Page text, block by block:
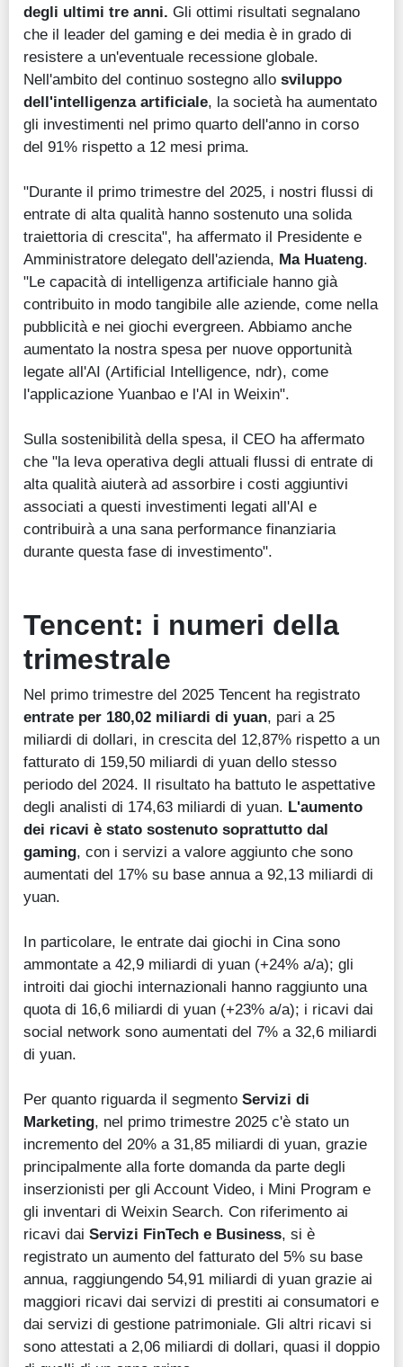
degli ultimi tre anni. Gli ottimi risultati segnalano
che il leader del gaming e dei media è in grado di
resistere a un'eventuale recessione globale.
Nell'ambito del continuo sostegno allo sviluppo
dell'intelligenza artificiale, la società ha aumentato
gli investimenti nel primo quarto dell'anno in corso
del 91% rispetto a 12 mesi prima.
"Durante il primo trimestre del 2025, i nostri flussi di
entrate di alta qualità hanno sostenuto una solida
traiettoria di crescita", ha affermato il Presidente e
Amministratore delegato dell'azienda, Ma Huateng.
"Le capacità di intelligenza artificiale hanno già
contribuito in modo tangibile alle aziende, come nella
pubblicità e nei giochi evergreen. Abbiamo anche
aumentato la nostra spesa per nuove opportunità
legate all'AI (Artificial Intelligence, ndr), come
l'applicazione Yuanbao e l'AI in Weixin".
Sulla sostenibilità della spesa, il CEO ha affermato
che "la leva operativa degli attuali flussi di entrate di
alta qualità aiuterà ad assorbire i costi aggiuntivi
associati a questi investimenti legati all'AI e
contribuirà a una sana performance finanziaria
durante questa fase di investimento".
Tencent: i numeri della
trimestrale
Nel primo trimestre del 2025 Tencent ha registrato
entrate per 180,02 miliardi di yuan, pari a 25
miliardi di dollari, in crescita del 12,87% rispetto a un
fatturato di 159,50 miliardi di yuan dello stesso
periodo del 2024. Il risultato ha battuto le aspettative
degli analisti di 174,63 miliardi di yuan. L'aumento
dei ricavi è stato sostenuto soprattutto dal
gaming, con i servizi a valore aggiunto che sono
aumentati del 17% su base annua a 92,13 miliardi di
yuan.
In particolare, le entrate dai giochi in Cina sono
ammontate a 42,9 miliardi di yuan (+24% a/a); gli
introiti dai giochi internazionali hanno raggiunto una
quota di 16,6 miliardi di yuan (+23% a/a); i ricavi dai
social network sono aumentati del 7% a 32,6 miliardi
di yuan.
Per quanto riguarda il segmento Servizi di
Marketing, nel primo trimestre 2025 c'è stato un
incremento del 20% a 31,85 miliardi di yuan, grazie
principalmente alla forte domanda da parte degli
inserzionisti per gli Account Video, i Mini Program e
gli inventari di Weixin Search. Con riferimento ai
ricavi dai Servizi FinTech e Business, si è
registrato un aumento del fatturato del 5% su base
annua, raggiungendo 54,91 miliardi di yuan grazie ai
maggiori ricavi dai servizi di prestiti ai consumatori e
dai servizi di gestione patrimoniale. Gli altri ricavi si
sono attestati a 2,06 miliardi di dollari, quasi il doppio